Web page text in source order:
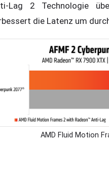
Lag 2 Technologie
die Latenz um
AMD Fluid Motion